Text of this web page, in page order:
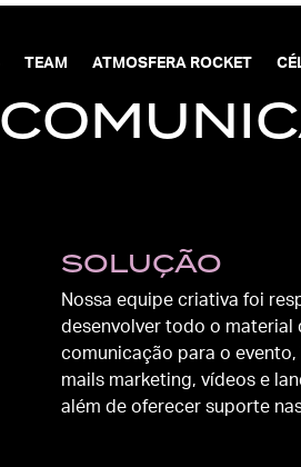
TEAM ATMOSFERA ROCKET
SOLUÇÃO
Nossa equipe criativa foi
desenvolver todo o material
comunicação para o
mails marketing, vídeos e
além de oferecer suporte